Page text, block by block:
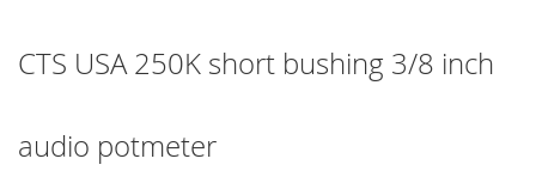
CTS USA 250K short bushing 3/8 inch
audio potmeter
to
the
the